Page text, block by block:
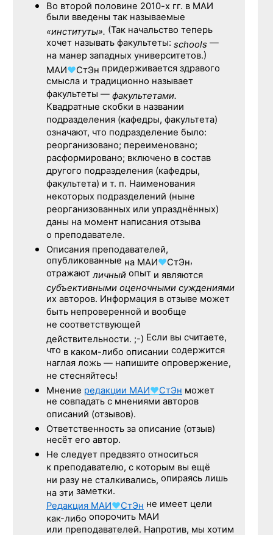
Во второй половине 2010-х гг. в МАИ
были введены так называемые
«институты». (Так начальство теперь
хочет называть факультеты: schools —
на манер западных университетов.)
МАИ♥СтЭн придерживается здравого
смысла и традиционно называет
факультеты — факультетами.
Квадратные скобки в названии
подразделения (кафедры, факультета)
означают, что подразделение было:
реорганизовано; переименовано;
расформировано; включено в состав
другого подразделения (кафедры,
факультета) и т. п. Наименования
некоторых подразделений (ныне
реорганизованных или упразднённых)
даны на момент написания отзыва
о преподавателе.
Описания преподавателей,
опубликованные на МАИ♥СтЭн,
отражаютличный опыт и являются
субъективными оценочными суждениями
их авторов. Информация в отзыве может
быть непроверенной и вообще
не соответствующей
действительности. ;-) Если вы считаете,
что в каком-либо описании содержится
наглая ложь — напишите опровержение,
не стесняйтесь!
Мнение редакции МАИ♥СтЭн может
не совпадать с мнениями авторов
описаний (отзывов).
Ответственность за описание (отзыв)
несёт его автор.
Не следует предвзято относиться
к преподавателю, с которым вы ещё
ни разу не сталкивались, опираясь лишь
на эти заметки.
Редакция МАИ♥СтЭн не имеет цели
как-либо опорочить МАИ
или преподавателей. Напротив, мы хотим